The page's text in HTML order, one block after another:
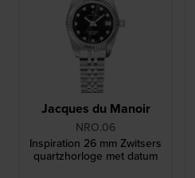
Jacques du Manoir
NRO.06
Inspiration 26 mm Zwitsers
quartzhorloge met datum